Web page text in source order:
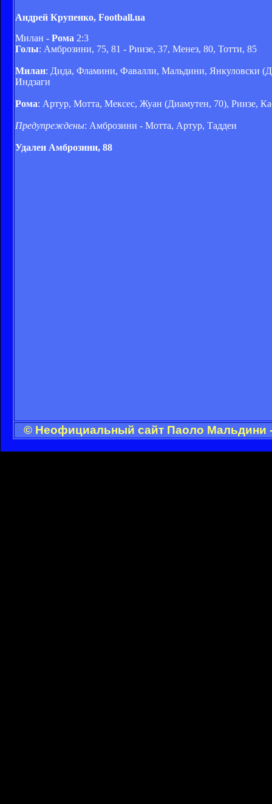
Андрей Крупенко, Football.ua
Милан - Рома 2:3
Голы: Амброзини, 75, 81 - Риизе, 37, Менез, 80, Тотти, 85
Милан: Дида, Фламини, Фавалли, Мальдини, Янкуловски
Индзаги
Рома: Артур, Мотта, Мексес, Жуан (Диамутен, 70), Риизе,
Предупреждены: Амброзини - Мотта, Артур, Таддеи
Удален Амброзини, 88
© Неофициальный сайт Паоло Мальдини